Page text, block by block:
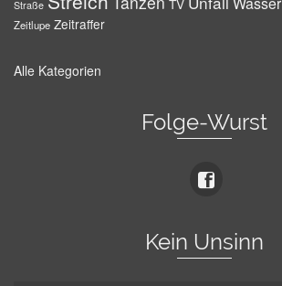
Straße TV
Zeitlupe Zeitraffer
Alle Kategorien
Folge-Wurst
Kein Unsinn